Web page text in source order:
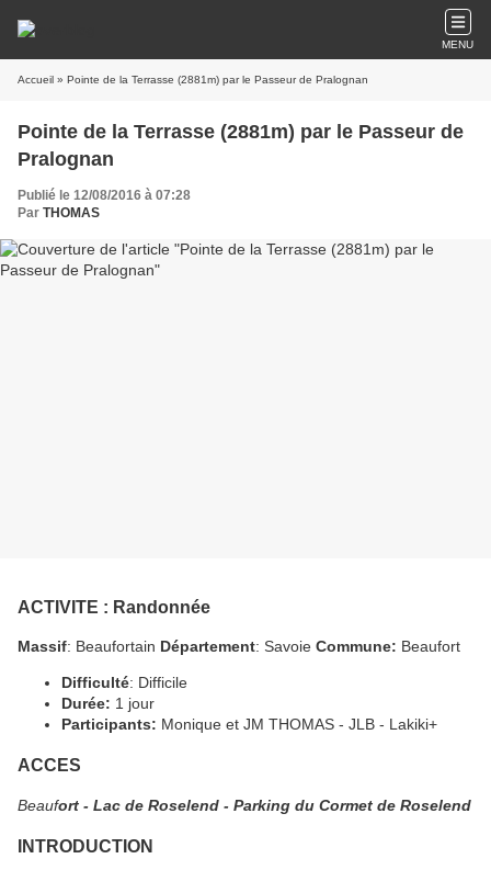
MENU
Accueil » Pointe de la Terrasse (2881m) par le Passeur de Pralognan
Pointe de la Terrasse (2881m) par le Passeur de
Pralognan
Publié le 12/08/2016 à 07:28
Par THOMAS
ACTIVITE : Randonnée
Massif: Beaufortain Département: Savoie Commune: Beaufort
Difficulté: Difficile
Durée: 1 jour
Participants: Monique et JM THOMAS - JLB - Lakiki+
ACCES
Beaufort - Lac de Roselend - Parking du Cormet de Roselend
INTRODUCTION